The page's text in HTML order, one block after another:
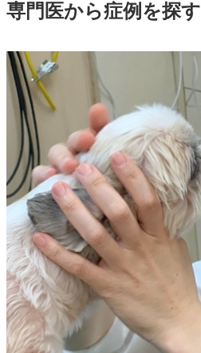
専門医から症例を探す